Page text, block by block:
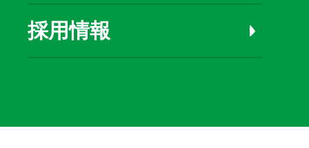
採用情報